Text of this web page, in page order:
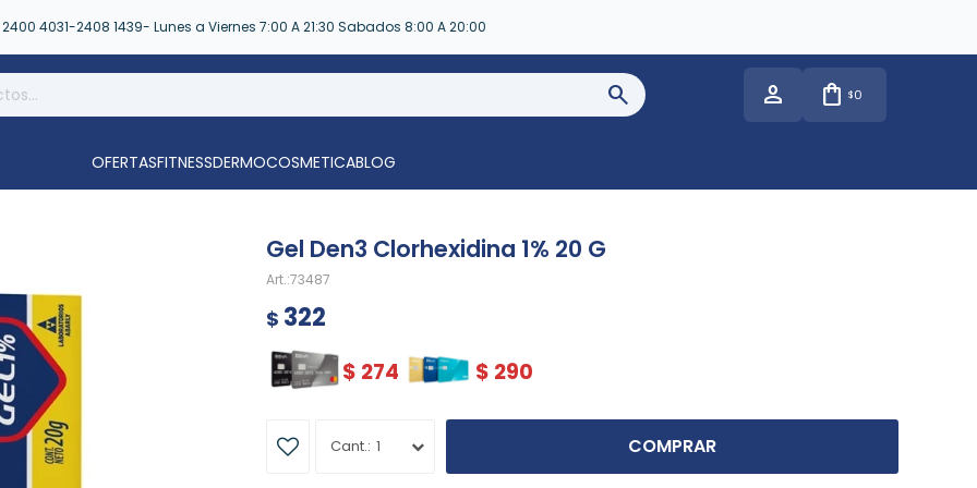
2400 4031-2408 1439- Lunes a Viernes 7:00 A 21:30 Sabados 8:00 A 20:00
$0
OFERTASFITNESSDERMOCOSMETICABLOG
Gel Den3 Clorhexidina 1% 20 G
73487
$ 322
$ 274 $ 290
1 COMPRAR